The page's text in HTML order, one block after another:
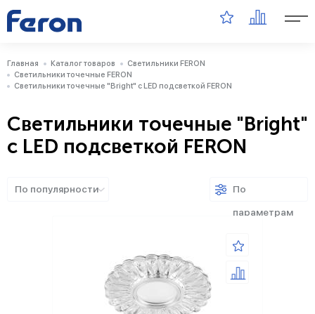
Главная Каталог товаров
Светильники FERON
Светильники точечные FERON
Светильники точечные "Bright" с LED подсветкой FERON
Светильники точечные "Bright"
с LED подсветкой FERON
По популярности По
параметрам